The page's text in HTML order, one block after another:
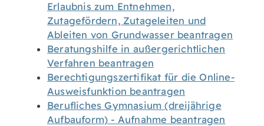
Erlaubnis zum Entnehmen,
Zutagefördern, Zutageleiten und
Ableiten von Grundwasser beantragen
Beratungshilfe in außergerichtlichen
Verfahren beantragen
Berechtigungszertifikat für die Online-
Ausweisfunktion beantragen
Berufliches Gymnasium (dreijährige
Aufbauform) - Aufnahme beantragen